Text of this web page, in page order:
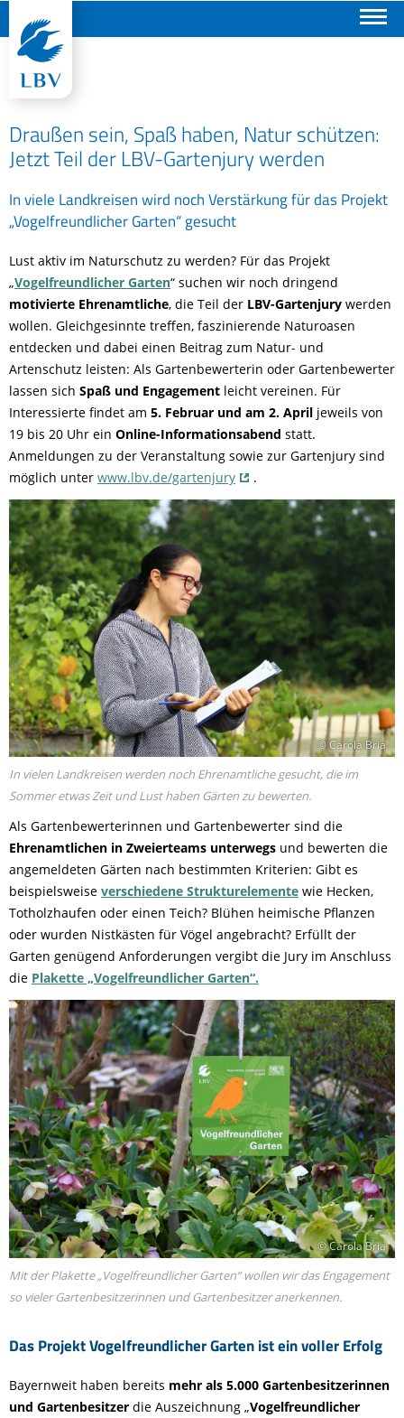
Draußen sein, Spaß haben, Natur schützen:
Jetzt Teil der LBV-Gartenjury werden
In viele Landkreisen wird noch Verstärkung für das Projekt
„Vogelfreundlicher Garten“ gesucht
Lust aktiv im Naturschutz zu werden? Für das Projekt
„Vogelfreundlicher Garten“ suchen wir noch dringend
motivierte Ehrenamtliche, die Teil der LBV-Gartenjury werden
wollen. Gleichgesinnte treffen, faszinierende Naturoasen
entdecken und dabei einen Beitrag zum Natur- und
Artenschutz leisten: Als Gartenbewerterin oder Gartenbewerter
lassen sich Spaß und Engagement leicht vereinen. Für
Interessierte findet am 5. Februar und am 2. April jeweils von
19 bis 20 Uhr ein Online-Informationsabend statt.
Anmeldungen zu der Veranstaltung sowie zur Gartenjury sind
möglich unter www.lbv.de/gartenjury .
© Carola Bria
In vielen Landkreisen werden noch Ehrenamtliche gesucht, die im
Sommer etwas Zeit und Lust haben Gärten zu bewerten.
Als Gartenbewerterinnen und Gartenbewerter sind die
Ehrenamtlichen in Zweierteams unterwegs und bewerten die
angemeldeten Gärten nach bestimmten Kriterien: Gibt es
beispielsweise verschiedene Strukturelemente wie Hecken,
Totholzhaufen oder einen Teich? Blühen heimische Pflanzen
oder wurden Nistkästen für Vögel angebracht? Erfüllt der
Garten genügend Anforderungen vergibt die Jury im Anschluss
die Plakette „Vogelfreundlicher Garten“.
Das Projekt Vogelfreundlicher Garten ist ein voller Erfolg
© Carola Bria
Mit der Plakette „Vogelfreundlicher Garten“ wollen wir das Engagement
so vieler Gartenbesitzerinnen und Gartenbesitzer anerkennen.
Bayernweit haben bereits mehr als 5.000 Gartenbesitzerinnen
und Gartenbesitzer die Auszeichnung „Vogelfreundlicher